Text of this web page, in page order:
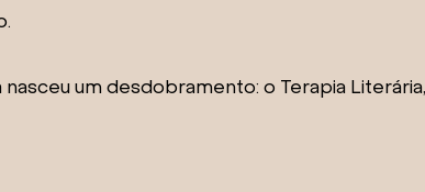
nasceu um desdobramento: o Terapia